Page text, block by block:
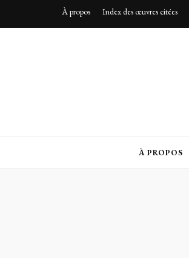
À propos Index des œuvres citées
À PROPOS